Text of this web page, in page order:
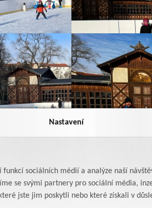
Nastavení
sociálních médií a analýze naší
se svými partnery pro sociální média,
jste jim poskytli nebo které získali v